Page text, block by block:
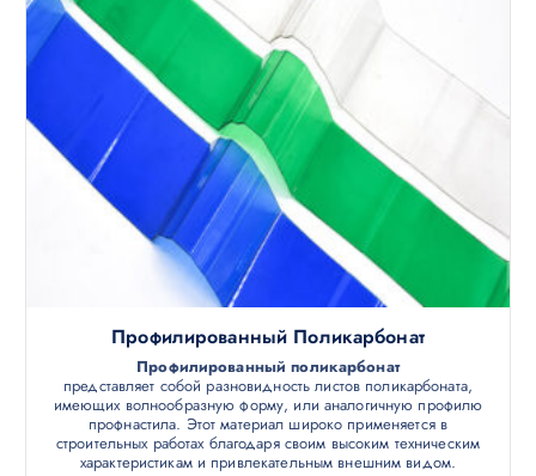
Профилированный Поликарбонат
Профилированный поликарбонат
представляет собой разновидность листов поликарбоната,
имеющих волнообразную форму, или аналогичную профилю
профнастила. Этот материал широко применяется в
строительных работах благодаря своим высоким техническим
характеристикам и привлекательным внешним видом.